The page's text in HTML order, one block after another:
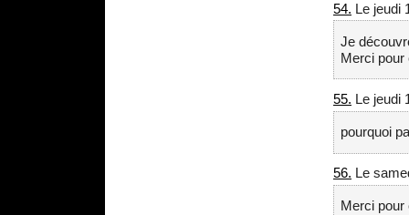
54. Le jeudi
Je
Merci
55. Le jeudi
pourquoi
56. Le
Merci pour